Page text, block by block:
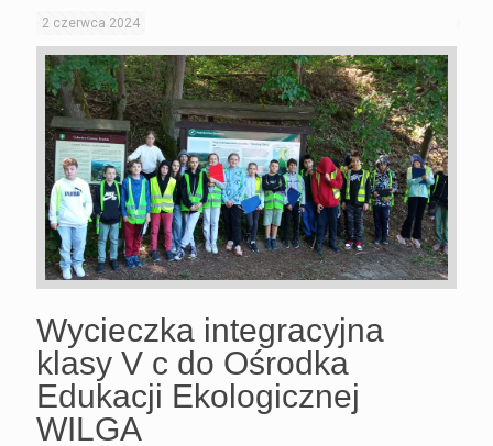
2 czerwca 2024
Wycieczka integracyjna
klasy V c do Ośrodka
Edukacji Ekologicznej
WILGA